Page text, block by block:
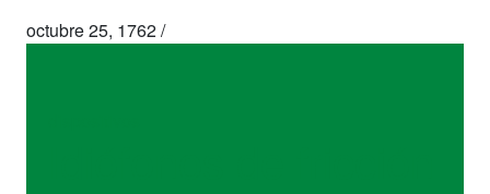
octubre 25, 1762/